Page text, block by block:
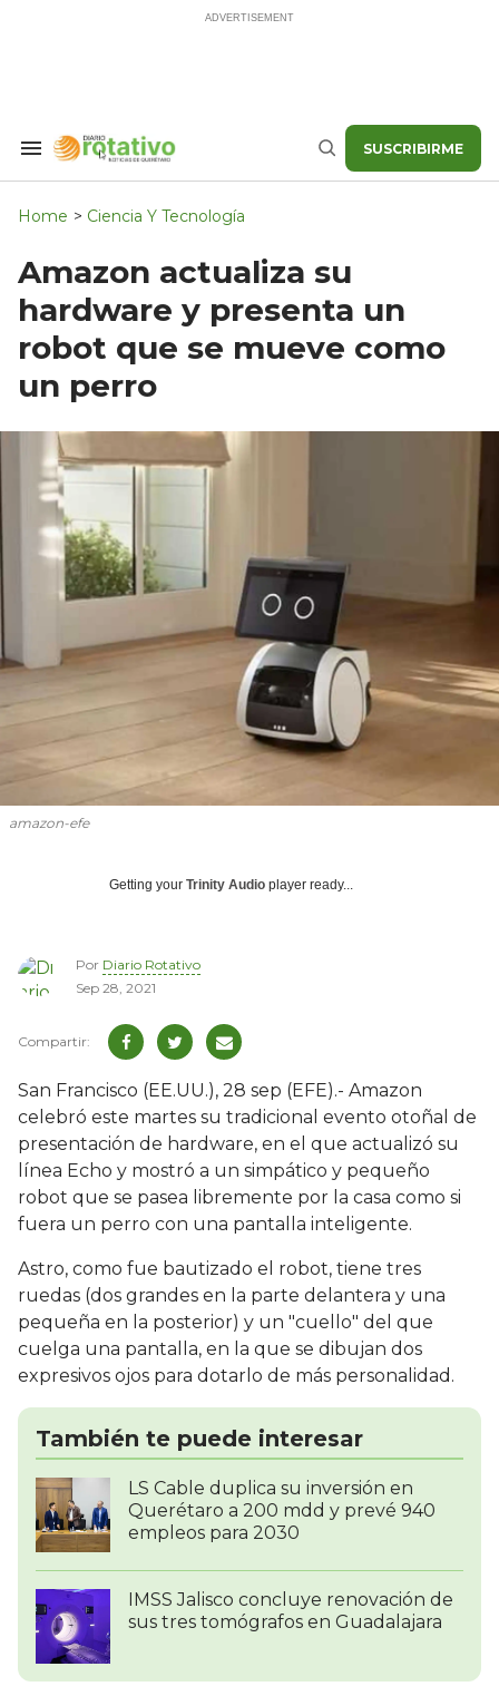
Search
Navigation
Buscar SUSCRIBIRME
Home > Ciencia Y Tecnología
Amazon actualiza su
hardware y presenta un
robot que se mueve como
un perro
amazon-efe
Getting your Trinity Audio player ready...
Por Diario Rotativo
Sep 28, 2021
San Francisco (EE.UU.), 28 sep (EFE).- Amazon
celebró este martes su tradicional evento otoñal de
presentación de hardware, en el que actualizó su
línea Echo y mostró a un simpático y pequeño
robot que se pasea libremente por la casa como si
fuera un perro con una pantalla inteligente.
Astro, como fue bautizado el robot, tiene tres
ruedas (dos grandes en la parte delantera y una
pequeña en la posterior) y un "cuello" del que
cuelga una pantalla, en la que se dibujan dos
expresivos ojos para dotarlo de más personalidad.
También te puede interesar
LS Cable duplica su inversión en
Querétaro a 200 mdd y prevé 940
empleos para 2030
IMSS Jalisco concluye renovación de
sus tres tomógrafos en Guadalajara